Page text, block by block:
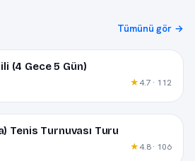
Tümünü gör →
(4 Gece 5 Gün)
★4.7 · 112
Tenis Turnuvası Turu
★4.8 · 106